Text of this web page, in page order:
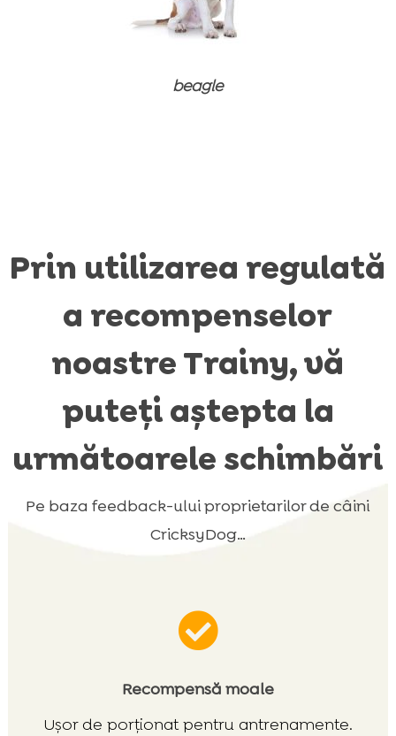
beagle
Prin utilizarea regulată
a recompenselor
noastre Trainy, vă
puteți aștepta la
următoarele schimbări
Pe baza feedback-ului proprietarilor de câini
CricksyDog…

Recompensă moale
Ușor de porționat pentru antrenamente.